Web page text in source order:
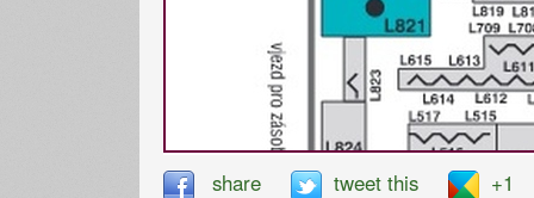
share tweet this +1